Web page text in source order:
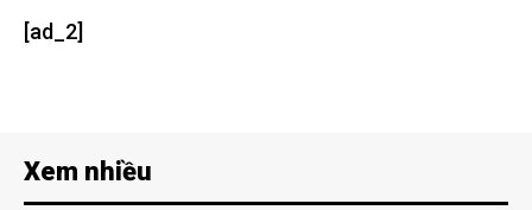
[ad_2]
Xem nhiều